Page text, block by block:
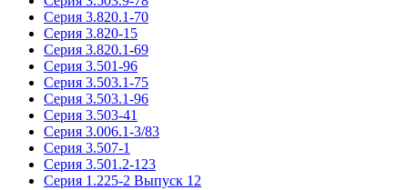
Серия 3.820.1-70
Серия 3.820-15
Серия 3.820.1-69
Серия 3.501-96
Серия 3.503.1-75
Серия 3.503.1-96
Серия 3.503-41
Серия 3.006.1-3/83
Серия 3.507-1
Серия 3.501.2-123
Серия 1.225-2 Выпуск 12